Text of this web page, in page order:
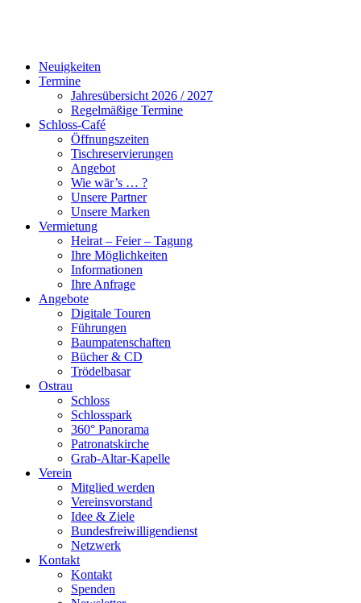
Neuigkeiten
Termine
Jahresübersicht 2026 / 2027
Regelmäßige Termine
Schloss-Café
Öffnungszeiten
Tischreservierungen
Angebot
Wie wär’s … ?
Unsere Partner
Unsere Marken
Vermietung
Heirat – Feier – Tagung
Ihre Möglichkeiten
Informationen
Ihre Anfrage
Angebote
Digitale Touren
Führungen
Baumpatenschaften
Bücher & CD
Trödelbasar
Ostrau
Schloss
Schlosspark
360° Panorama
Patronatskirche
Grab-Altar-Kapelle
Verein
Mitglied werden
Vereinsvorstand
Idee & Ziele
Bundesfreiwilligendienst
Netzwerk
Kontakt
Kontakt
Spenden